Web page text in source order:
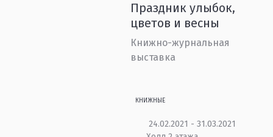
Праздник улыбок,
цветов и весны
Книжно-журнальная
выставка
КНИЖНЫЕ
24.02.2021 - 31.03.2021